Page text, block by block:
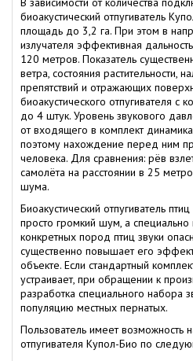
биоакустический отпугиватель
площадь до 3,2 га. При этом в
излучателя эффективная
120 метров. Показатель
ветра, состояния растительности,
препятствий и отражающих
биоакустического отпугивателя с
до 4 штук. Уровень звукового
от входящего в комплект
поэтому нахождение перед ним
человека. Для сравнения: рёв
самолёта на расстоянии в 25
шума.
Биоакустический отпугиватель
просто громкий шум, а
конкретных пород птиц звуки
существенно повышает его
объекте. Если стандартный
устраивает, при обращении к
разработка специального набора
популяцию местных пернатых.
Пользователь имеет возможность
отпугивателя Купол-Био по